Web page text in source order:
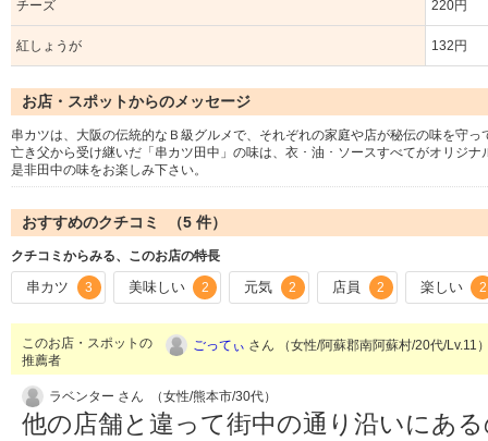
チーズ 220円
紅しょうが 132円
お店・スポットからのメッセージ
串カツは、大阪の伝統的なＢ級グルメで、それぞれの家庭や店が秘伝の味を守っ
亡き父から受け継いだ「串カツ田中」の味は、衣 ･ 油 ･ ソースすべてがオリジ
是非田中の味をお楽しみ下さい。
おすすめのクチコミ （5 件）
クチコミからみる、このお店の特長
串カツ 3 美味しい 2 元気 2 店員 2 楽しい 2
このお店・スポットの
推薦者
ごってぃ さん （女性/阿蘇郡南阿蘇村/20代/Lv.11
ラベンター さん （女性/熊本市/30代）
他の店舗と違って街中の通り沿いにあ